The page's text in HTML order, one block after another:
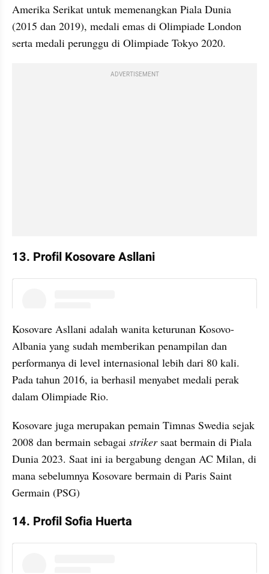
Amerika Serikat untuk memenangkan Piala Dunia
(2015 dan 2019), medali emas di Olimpiade London
serta medali perunggu di Olimpiade Tokyo 2020.
ADVERTISEMENT
13. Profil Kosovare Asllani
Kosovare Asllani adalah wanita keturunan Kosovo-
Albania yang sudah memberikan penampilan dan
performanya di level internasional lebih dari 80 kali.
Pada tahun 2016, ia berhasil menyabet medali perak
dalam Olimpiade Rio.
Kosovare juga merupakan pemain Timnas Swedia sejak
2008 dan bermain sebagai striker saat bermain di Piala
Dunia 2023. Saat ini ia bergabung dengan AC Milan, di
mana sebelumnya Kosovare bermain di Paris Saint
Germain (PSG)
14. Profil Sofia Huerta